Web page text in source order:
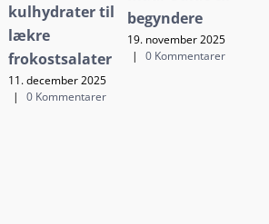
kulhydrater til
lækre
frokostsalater
11. december 2025
|
0 Kommentarer
begyndere
19. november 2025
|
0 Kommentarer